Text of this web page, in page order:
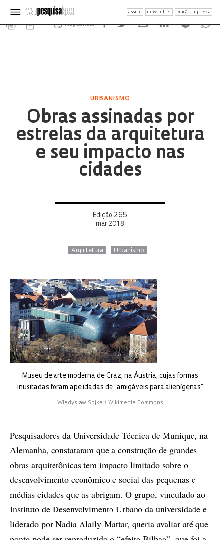
assine newsletter edição impressa
Republicar
URBANISMO
Obras assinadas por
estrelas da arquitetura
e seu impacto nas
cidades
Edição 265
mar 2018
Arquitetura Urbanismo
Museu de arte moderna de Graz, na Áustria, cujas formas
inusitadas foram apelidadas de “amigáveis para alienígenas”
Wladyslaw Sojka / Wikimedia Commons
Pesquisadores da Universidade Técnica de Munique, na
Alemanha, constataram que a construção de grandes
obras arquitetônicas tem impacto limitado sobre o
desenvolvimento econômico e social das pequenas e
médias cidades que as abrigam. O grupo, vinculado ao
Instituto de Desenvolvimento Urbano da universidade e
liderado por Nadia Alaily-Mattar, queria avaliar até que